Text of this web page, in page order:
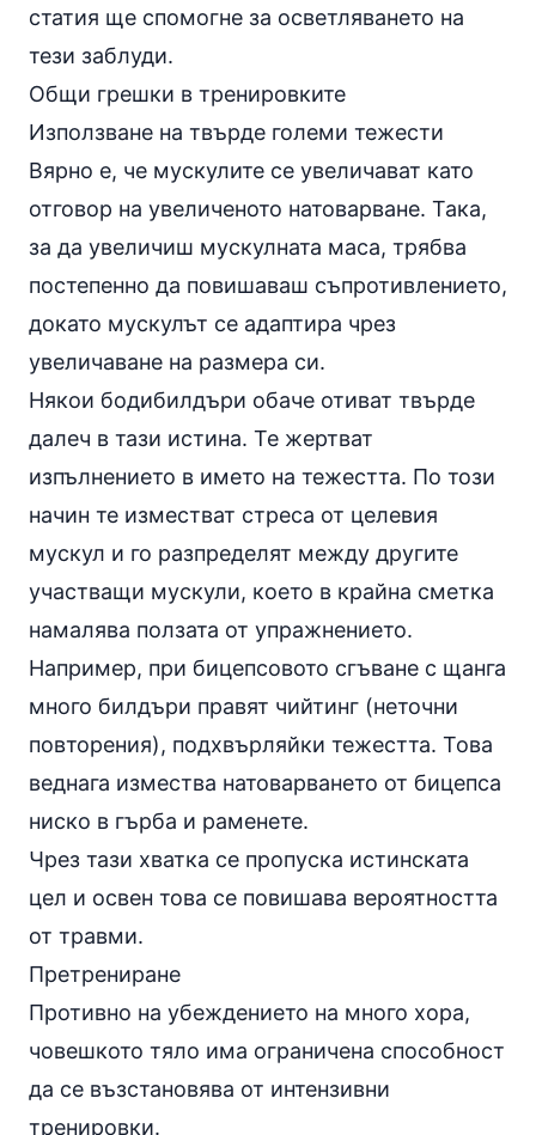
статия ще спомогне за осветляването на
тези заблуди.
Общи грешки в тренировките
Използване на твърде големи тежести
Вярно е, че мускулите се увеличават като
отговор на увеличеното натоварване. Така,
за да увеличиш мускулната маса, трябва
постепенно да повишаваш съпротивлението,
докато мускулът се адаптира чрез
увеличаване на размера си.
Някои бодибилдъри обаче отиват твърде
далеч в тази истина. Те жертват
изпълнението в името на тежестта. По този
начин те изместват стреса от целевия
мускул и го разпределят между другите
участващи мускули, което в крайна сметка
намалява ползата от упражнението.
Например, при бицепсовото сгъване с щанга
много билдъри правят чийтинг (неточни
повторения), подхвърляйки тежестта. Това
веднага измества натоварването от бицепса
ниско в гърба и раменете.
Чрез тази хватка се пропуска истинската
цел и освен това се повишава вероятността
от травми.
Претрениране
Противно на убеждението на много хора,
човешкото тяло има ограничена способност
да се възстановява от интензивни
тренировки.